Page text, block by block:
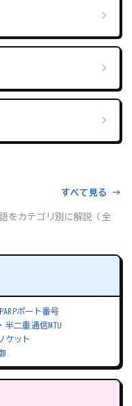
すべて見る →
をカテゴリ別に解説（全
ARPポート番号
半二重通信MTU
ケット